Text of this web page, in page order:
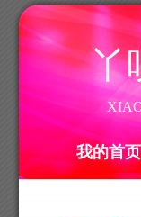
丫
我的首页